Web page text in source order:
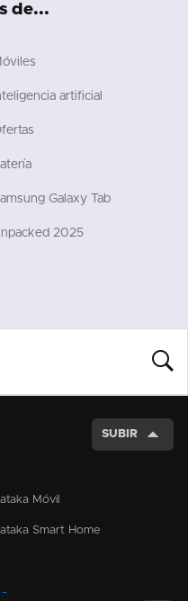
de...
artificial
Galaxy Tab
2025
SUBIR
Móvil
Smart Home